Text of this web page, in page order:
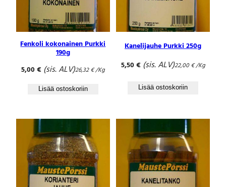
Fenkoli kokonainen Purkki
190g
5,00€ (sis. ALV)26,32€/Kg
Lisää ostoskoriin
Kanelijauhe Purkki 250g
5,50€ (sis. ALV)22,00€/Kg
Lisää ostoskoriin